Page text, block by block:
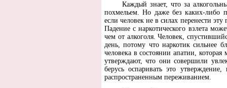
Каждый знает, что за
похмельем. Но даже без каких-либо
если человек не в силах перенести
Падение с наркотического взлета
чем от алкоголя. Человек,
день, потому что наркотик сильнее
человека в состоянии апатии,
утверждают, что они совершили
берусь оспаривать это
распространенным переживанием.